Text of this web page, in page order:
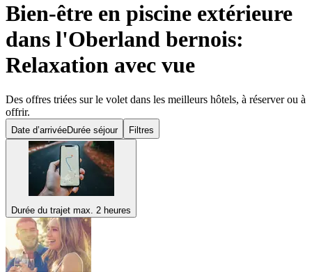
Bien-être en piscine extérieure
dans l'Oberland bernois:
Relaxation avec vue
Des offres triées sur le volet dans les meilleurs hôtels, à réserver ou à
offrir.
Date d’arrivéeDurée séjour Filtres
Durée du trajet max. 2 heures